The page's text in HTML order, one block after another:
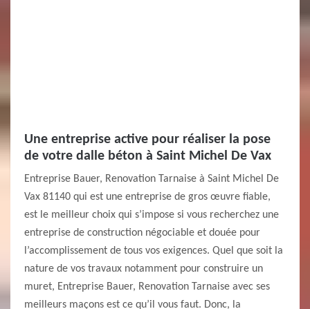
Une entreprise active pour réaliser la pose
de votre dalle béton à Saint Michel De Vax
Entreprise Bauer, Renovation Tarnaise à Saint Michel De
Vax 81140 qui est une entreprise de gros œuvre fiable,
est le meilleur choix qui s’impose si vous recherchez une
entreprise de construction négociable et douée pour
l’accomplissement de tous vos exigences. Quel que soit la
nature de vos travaux notamment pour construire un
muret, Entreprise Bauer, Renovation Tarnaise avec ses
meilleurs maçons est ce qu’il vous faut. Donc, la